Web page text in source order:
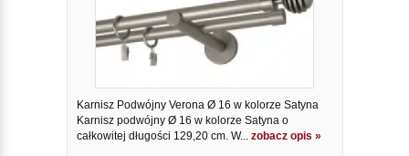
Karnisz Podwójny Verona Ø 16 w kolorze Satyna
Karnisz podwójny Ø 16 w kolorze Satyna o
całkowitej długości 129,20 cm. W... zobacz opis »